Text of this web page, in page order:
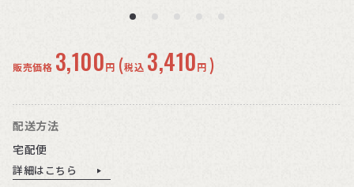
販売価格 3,100円 (税込 3,410円 )
配送方法
宅配便
詳細はこちら